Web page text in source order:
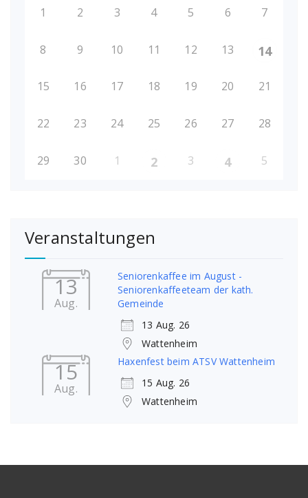
1 2 3 4 5 6 7
8 9 10 11 12 13 14
15 16 17 18 19 20 21
22 23 24 25 26 27 28
29 30 1 2 3 4 5
Veranstaltungen
13
Aug.
Seniorenkaffee im August -
Seniorenkaffeeteam der kath.
Gemeinde
13 Aug. 26
Wattenheim
15
Aug.
Haxenfest beim ATSV Wattenheim
15 Aug. 26
Wattenheim